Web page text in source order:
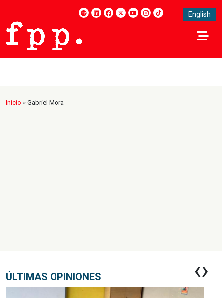
English
Inicio » Gabriel Mora
ÚLTIMAS OPINIONES ‹›